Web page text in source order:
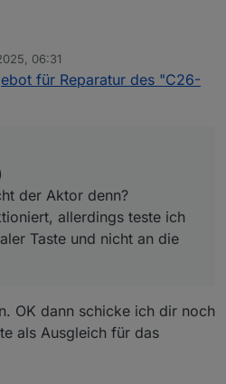
macht der Aktor denn?
funktioniert, allerdings teste ich
06:31
für Reparatur des "C26-
der Aktor denn?
allerdings teste ich
Taste und nicht an die
OK dann schicke ich dir noch
als Ausgleich für das